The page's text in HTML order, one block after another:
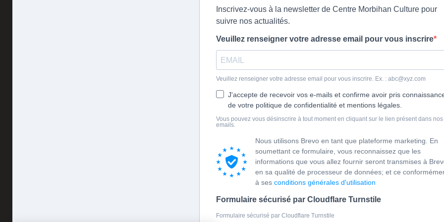
Inscrivez-vous à la newsletter de Centre Morbihan Culture pour
suivre nos actualités.
Veuillez renseigner votre adresse email pour vous inscrire
Veuillez renseigner votre adresse email pour vous inscrire. Ex. : abc@xyz.com
J'accepte de recevoir vos e-mails et confirme avoir pris
de votre politique de confidentialité et mentions légales.
Vous pouvez vous désinscrire à tout moment en cliquant sur le lien présent dans nos
emails.
Nous utilisons Brevo en tant que plateforme marketing. En
soumettant ce formulaire, vous reconnaissez que les
informations que vous allez fournir seront transmises à
en sa qualité de processeur de données; et ce
à ses conditions générales d'utilisation
Formulaire sécurisé par Cloudflare Turnstile
Formulaire sécurisé par Cloudflare Turnstile